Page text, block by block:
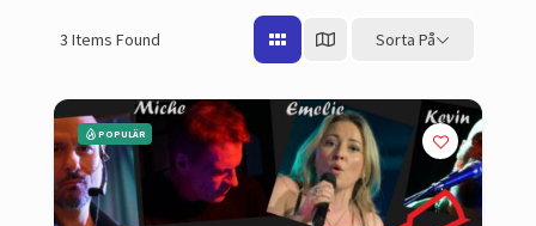
3 Items Found Sorta På
POPULÄR